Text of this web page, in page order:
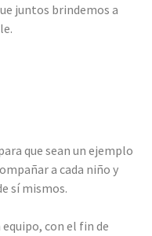
juntos brindemos a
que sean un ejemplo
a cada niño y
sí mismos.
con el fin de